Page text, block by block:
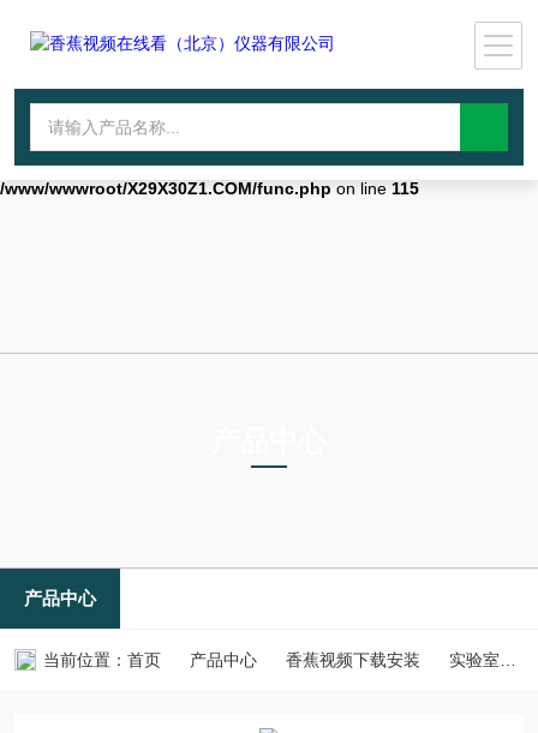
Warning: mkdir(): No space left on device in
file_put_contents(./cachefile_yuan/qhdybl.com/cache/ff/5c7ec/
failed to open stream: No such file or directory in
/www/wwwroot/X29X30Z1.COM/func.php on line 115
产品中心
当前位置： 首页 产品中心 香蕉视频下载安装 实验室冻干机